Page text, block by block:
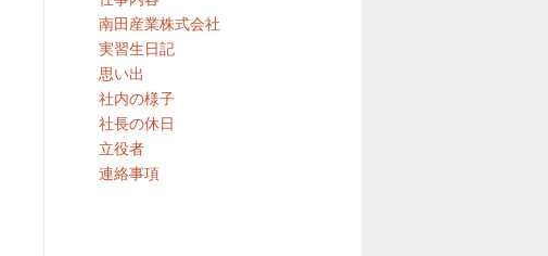
南田産業株式会社
実習生日記
思い出
社内の様子
社長の休日
立役者
連絡事項